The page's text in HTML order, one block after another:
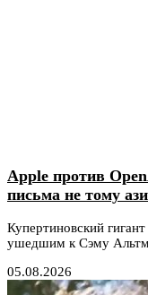
Apple против
письма не тому
Купертиновский
ушедшим к Сэму
05.08.2026